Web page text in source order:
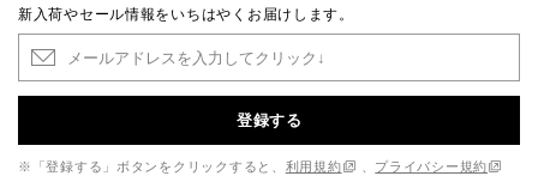
新入荷やセール情報をいちはやくお届けします。
登録する
※「登録する」ボタンをクリックすると、 利用規約
プライバシー規約